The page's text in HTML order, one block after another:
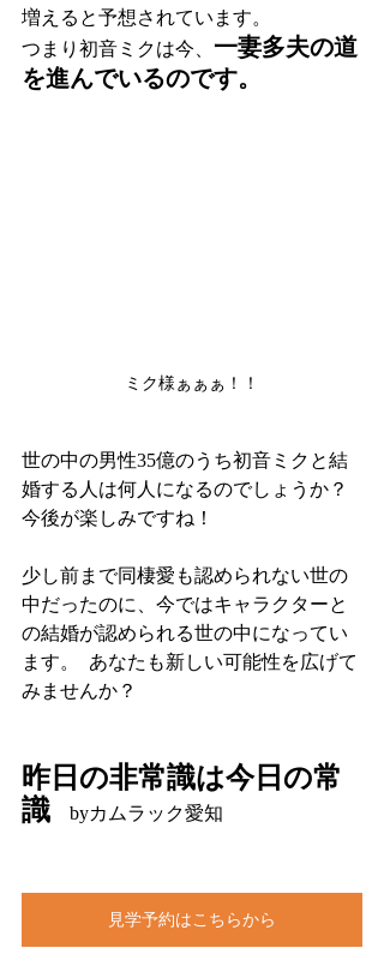
増えると予想されています。
つまり初音ミクは今、 一妻多夫の道
を進んでいるのです。
ミク様ぁぁぁ！！
世の中の男性35億のうち初音ミクと結
婚する人は何人になるのでしょうか？
今後が楽しみですね！
少し前まで同棲愛も認められない世の
中だったのに、今ではキャラクターと
の結婚が認められる世の中になってい
ます。  あなたも新しい可能性を広げて
みませんか？
昨日の非常識は今日の常
識 byカムラック愛知
見学予約はこちらから